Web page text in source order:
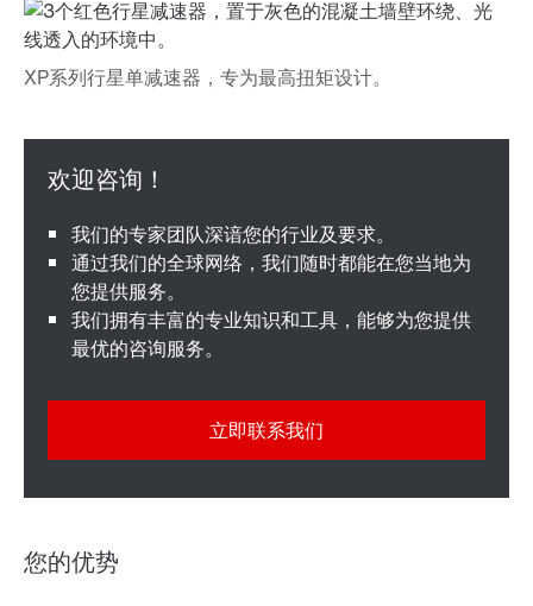
我们的专家团队深谙您的行业及要求。
通过我们的全球网络，我们随时都能在您当地为
您提供服务。
我们拥有丰富的专业知识和工具，能够为您提供
最优的咨询服务。
立即联系我们
您的优势